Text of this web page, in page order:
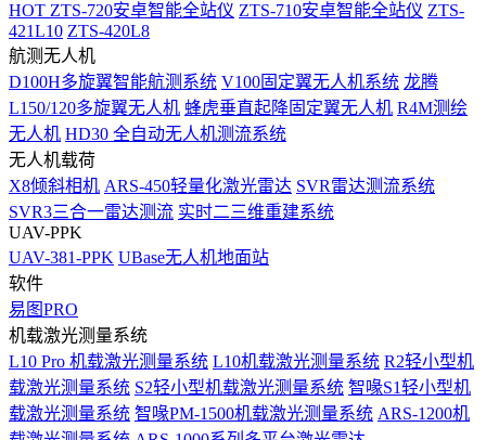
HOT ZTS-720安卓智能全站仪 ZTS-710安卓智能全站仪 ZTS-
421L10 ZTS-420L8
航测无人机
D100H多旋翼智能航测系统 V100固定翼无人机系统 龙腾
L150/120多旋翼无人机 蜂虎垂直起降固定翼无人机 R4M测绘
无人机 HD30 全自动无人机测流系统
无人机载荷
X8倾斜相机 ARS-450轻量化激光雷达 SVR雷达测流系统
SVR3三合一雷达测流 实时二三维重建系统
UAV-PPK
UAV-381-PPK UBase无人机地面站
软件
易图PRO
机载激光测量系统
L10 Pro 机载激光测量系统 L10机载激光测量系统 R2轻小型机
载激光测量系统 S2轻小型机载激光测量系统 智喙S1轻小型机
载激光测量系统 智喙PM-1500机载激光测量系统 ARS-1200机